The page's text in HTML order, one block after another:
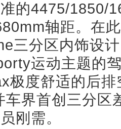
的4475/1850/
轴距。在
三分区内饰设
运动主题的
极度舒适的后
车界首创三分区
刚需。